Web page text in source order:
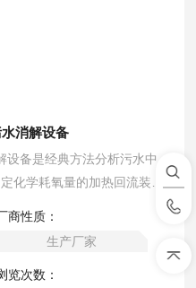
消解设备
设备是经典方法分析污水中
化学耗氧量的加热回流装
商性质：
生产厂家
览次数：